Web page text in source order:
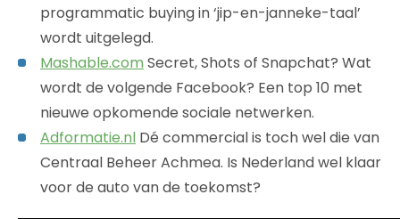
programmatic buying in ‘jip-en-janneke-taal’
wordt uitgelegd.
Mashable.com Secret, Shots of Snapchat? Wat
wordt de volgende Facebook? Een top 10 met
nieuwe opkomende sociale netwerken.
Adformatie.nl Dé commercial is toch wel die van
Centraal Beheer Achmea. Is Nederland wel klaar
voor de auto van de toekomst?